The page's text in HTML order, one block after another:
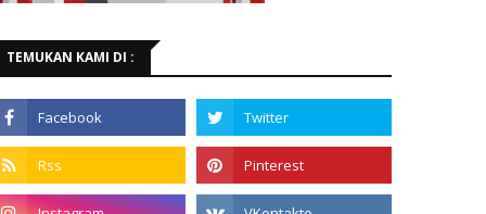
TEMUKAN KAMI DI :